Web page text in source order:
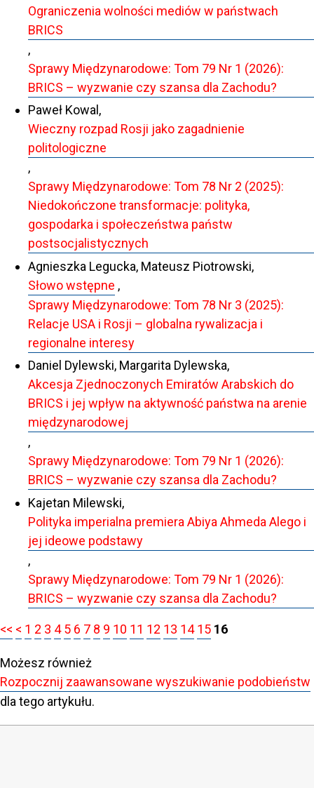
Ograniczenia wolności mediów w państwach
BRICS
,
Sprawy Międzynarodowe: Tom 79 Nr 1 (2026):
BRICS – wyzwanie czy szansa dla Zachodu?
Paweł Kowal,
Wieczny rozpad Rosji jako zagadnienie
politologiczne
,
Sprawy Międzynarodowe: Tom 78 Nr 2 (2025):
Niedokończone transformacje: polityka,
gospodarka i społeczeństwa państw
postsocjalistycznych
Agnieszka Legucka, Mateusz Piotrowski,
Słowo wstępne ,
Sprawy Międzynarodowe: Tom 78 Nr 3 (2025):
Relacje USA i Rosji – globalna rywalizacja i
regionalne interesy
Daniel Dylewski, Margarita Dylewska,
Akcesja Zjednoczonych Emiratów Arabskich do
BRICS i jej wpływ na aktywność państwa na arenie
międzynarodowej
,
Sprawy Międzynarodowe: Tom 79 Nr 1 (2026):
BRICS – wyzwanie czy szansa dla Zachodu?
Kajetan Milewski,
Polityka imperialna premiera Abiya Ahmeda Alego i
jej ideowe podstawy
,
Sprawy Międzynarodowe: Tom 79 Nr 1 (2026):
BRICS – wyzwanie czy szansa dla Zachodu?
<< < 1 2 3 4 5 6 7 8 9 10 11 12 13 14 15 16
Możesz również
Rozpocznij zaawansowane wyszukiwanie podobieństw
dla tego artykułu.